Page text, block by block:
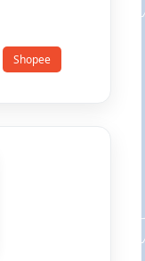
Shopee